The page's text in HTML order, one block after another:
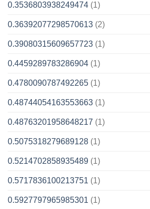
0.3536803938249474 (1)
0.36392077298570613 (2)
0.39080315609657723 (1)
0.4459289783286904 (1)
0.4780090787492265 (1)
0.48744054163553663 (1)
0.48763201958648217 (1)
0.5075318279689128 (1)
0.5214702858935489 (1)
0.5717836100213751 (1)
0.5927797965985301 (1)